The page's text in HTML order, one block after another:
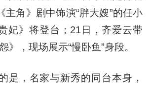
主角》剧中饰演“胖大嫂”的任小
妃》将登台；21日，齐爱云带
》，现场展示“慢卧鱼”身段。
，名家与新秀的同台本身，